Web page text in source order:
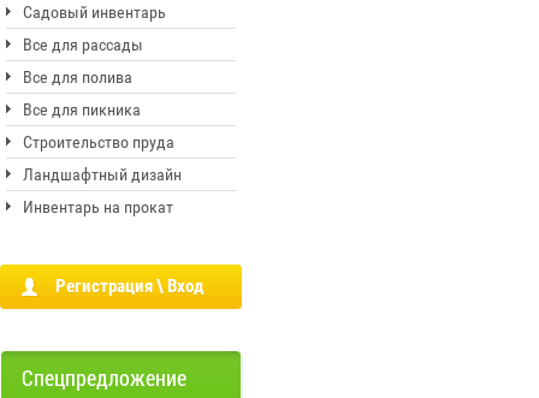
Садовый инвентарь
Все для рассады
Все для полива
Все для пикника
Строительство пруда
Ландшафтный дизайн
Инвентарь на прокат
Регистрация \ Вход
Спецпредложение